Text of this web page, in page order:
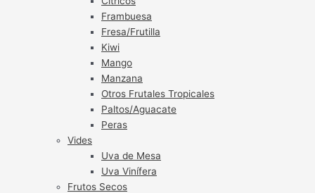
Frambuesa
Fresa/Frutilla
Kiwi
Mango
Manzana
Otros Frutales Tropicales
Paltos/Aguacate
Peras
Vides
Uva de Mesa
Uva Vinífera
Frutos Secos